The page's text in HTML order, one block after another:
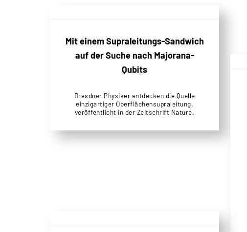
Mit einem Supraleitungs-Sandwich
auf der Suche nach Majorana-
Qubits
Dresdner Physiker entdecken die Quelle
einzigartiger Oberflächensupraleitung,
veröffentlicht in der Zeitschrift Nature.